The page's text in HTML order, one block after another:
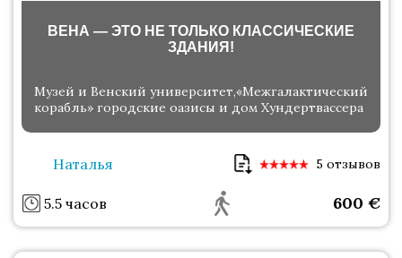
ВЕНА — ЭТО НЕ ТОЛЬКО КЛАССИЧЕСКИЕ
ЗДАНИЯ!
Музей и Венский университет,«Межгалактический
корабль» городские оазисы и дом Хундертвассера
Наталья 5 отзывов
5.5 часов 600 €